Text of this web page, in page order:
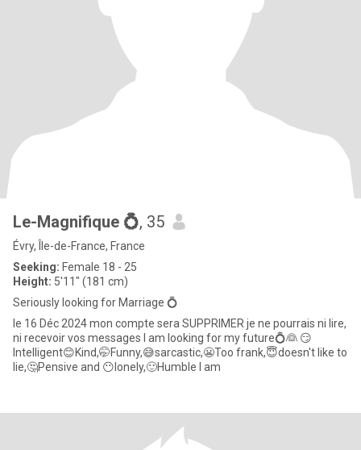
Le-Magnifique ​💍, 35
Évry, Île-de-France, France
Seeking: Female 18 - 25
Height: 5'11" (181 cm)
Seriously looking for Marriage 💍
le 16 Déc 2024 mon compte sera SUPPRIMER je ne pourrais ni lire,
ni recevoir vos messages I am looking for my future💍​👰 😏​​​
Intelligent😊​Kind,🤭​​Funny,😅sarcastic​,😬Too frank,😇​doesn't like to
lie,🤔​Pensive and 😶lonely,🙂Humble I am